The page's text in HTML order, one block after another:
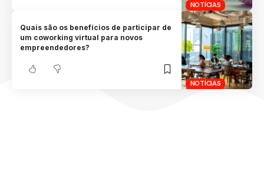
NOTÍCIAS
NOTÍCIAS
Quais são os benefícios de participar de
um coworking virtual para novos
empreendedores?